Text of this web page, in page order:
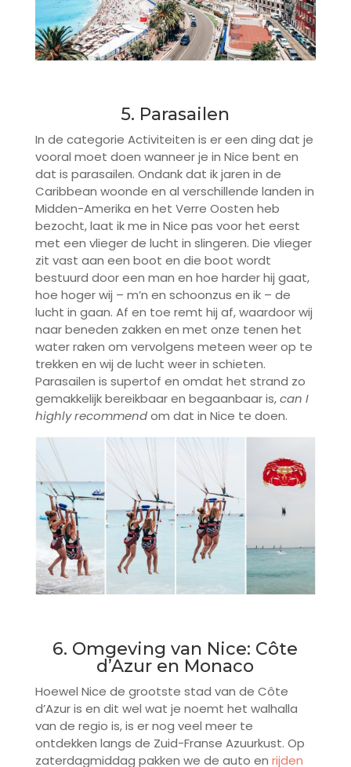
5. Parasailen
In de categorie Activiteiten is er een ding dat je
vooral moet doen wanneer je in Nice bent en
dat is parasailen. Ondank dat ik jaren in de
Caribbean woonde en al verschillende landen in
Midden-Amerika en het Verre Oosten heb
bezocht, laat ik me in Nice pas voor het eerst
met een vlieger de lucht in slingeren. Die vlieger
zit vast aan een boot en die boot wordt
bestuurd door een man en hoe harder hij gaat,
hoe hoger wij – m’n en schoonzus en ik – de
lucht in gaan. Af en toe remt hij af, waardoor wij
naar beneden zakken en met onze tenen het
water raken om vervolgens meteen weer op te
trekken en wij de lucht weer in schieten.
Parasailen is supertof en omdat het strand zo
gemakkelijk bereikbaar en begaanbaar is,can I
highly recommendom dat in Nice te doen.
6. Omgeving van Nice: Côte
d’Azur en Monaco
Hoewel Nice de grootste stad van de Côte
d’Azur is en dit wel wat je noemt het walhalla
van de regio is, is er nog veel meer te
ontdekken langs de Zuid-Franse Azuurkust. Op
zaterdagmiddag pakken we de auto en rijden